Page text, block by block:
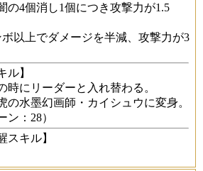
の4個消し1個につき攻撃力が1.5
ボ以上でダメージを半減、攻撃力が3
ル】
時にリーダーと入れ替わる。
の水墨幻画師・カイシュウに変身。
ン：28）
スキル】